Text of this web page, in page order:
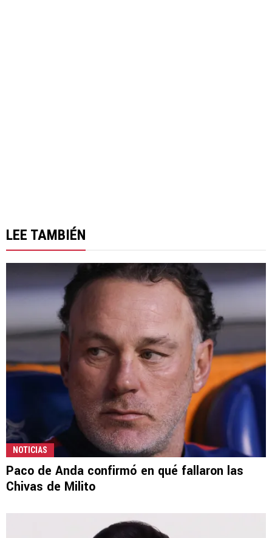
LEE TAMBIÉN
NOTICIAS
Paco de Anda confirmó en qué fallaron las
Chivas de Milito